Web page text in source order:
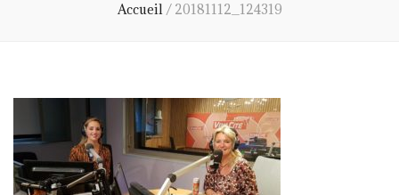
Accueil / 20181112_124319